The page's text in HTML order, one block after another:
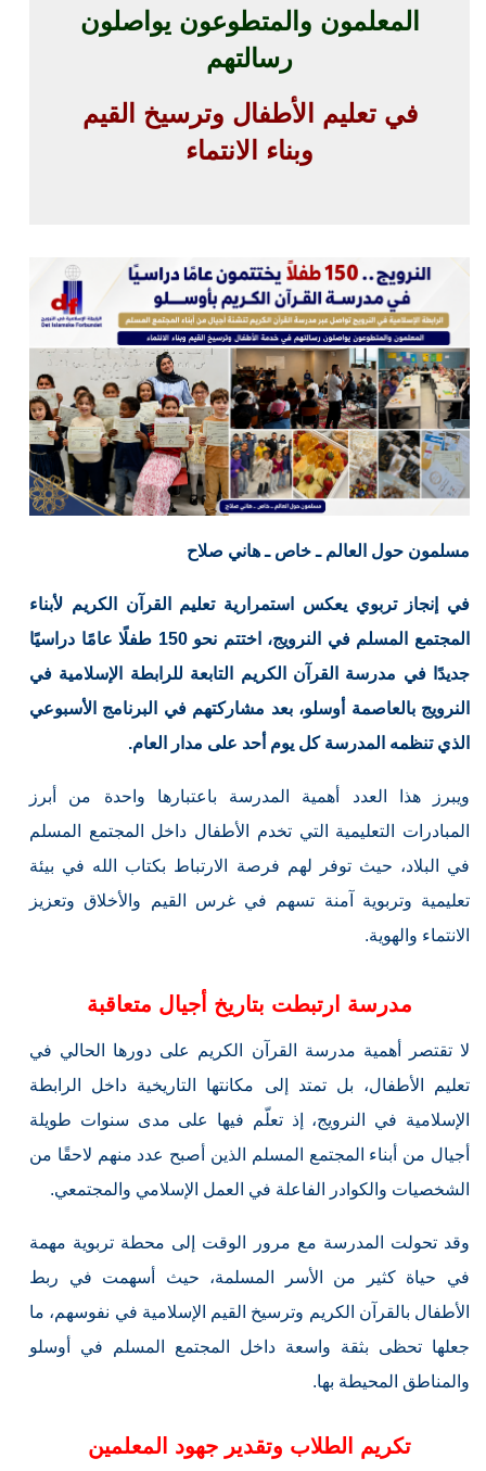
المعلمون والمتطوعون يواصلون
رسالتهم
في تعليم الأطفال وترسيخ القيم
وبناء الانتماء
مسلمون حول العالم ـ خاص ـ هاني صلاح
في إنجاز تربوي يعكس استمرارية تعليم القرآن الكريم لأبناء
المجتمع المسلم في النرويج، اختتم نحو 150 طفلًا عامًا دراسيًا
جديدًا في مدرسة القرآن الكريم التابعة للرابطة الإسلامية في
النرويج بالعاصمة أوسلو، بعد مشاركتهم في البرنامج الأسبوعي
الذي تنظمه المدرسة كل يوم أحد على مدار العام.
ويبرز هذا العدد أهمية المدرسة باعتبارها واحدة من أبرز
المبادرات التعليمية التي تخدم الأطفال داخل المجتمع المسلم
في البلاد، حيث توفر لهم فرصة الارتباط بكتاب الله في بيئة
تعليمية وتربوية آمنة تسهم في غرس القيم والأخلاق وتعزيز
الانتماء والهوية.
مدرسة ارتبطت بتاريخ أجيال متعاقبة
لا تقتصر أهمية مدرسة القرآن الكريم على دورها الحالي في
تعليم الأطفال، بل تمتد إلى مكانتها التاريخية داخل الرابطة
الإسلامية في النرويج، إذ تعلّم فيها على مدى سنوات طويلة
أجيال من أبناء المجتمع المسلم الذين أصبح عدد منهم لاحقًا من
الشخصيات والكوادر الفاعلة في العمل الإسلامي والمجتمعي.
وقد تحولت المدرسة مع مرور الوقت إلى محطة تربوية مهمة
في حياة كثير من الأسر المسلمة، حيث أسهمت في ربط
الأطفال بالقرآن الكريم وترسيخ القيم الإسلامية في نفوسهم، ما
جعلها تحظى بثقة واسعة داخل المجتمع المسلم في أوسلو
والمناطق المحيطة بها.
تكريم الطلاب وتقدير جهود المعلمين